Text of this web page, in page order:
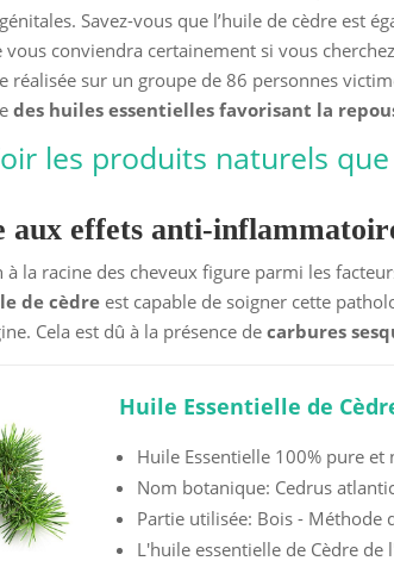
Savez-vous que l’huile de cèdre est
vous conviendra certainement si vous cherchez
réalisée sur un groupe de 86 personnes
des huiles essentielles favorisant la
les produits naturels
aux effets anti-
à la racine des cheveux figure parmi les
de cèdre est capable de soigner cette
Cela est dû à la présence decarbures
Huile Essentielle de
Huile Essentielle 100% pure
Nom botanique: Cedrus
Partie utilisée: Bois -
L'huile essentielle de Cèdre